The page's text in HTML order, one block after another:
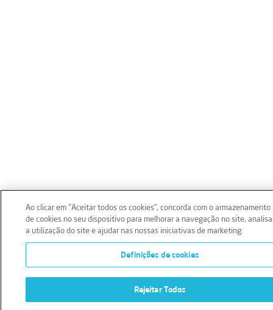
Ao clicar em "Aceitar todos os cookies", concorda com o armazenamento
de cookies no seu dispositivo para melhorar a navegação no site,
a utilização do site e ajudar nas nossas iniciativas de marketing.
Definições de cookies
Rejeitar Todos